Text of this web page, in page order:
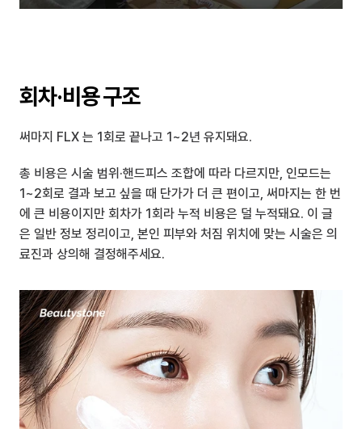
회차·비용 구조
써마지 FLX 는 1회로 끝나고 1~2년 유지돼요.
총 비용은 시술 범위·핸드피스 조합에 따라 다르지만, 인모드는
1~2회로 결과 보고 싶을 때 단가가 더 큰 편이고, 써마지는 한 번
에 큰 비용이지만 회차가 1회라 누적 비용은 덜 누적돼요. 이 글
은 일반 정보 정리이고, 본인 피부와 처짐 위치에 맞는 시술은 의
료진과 상의해 결정해주세요.